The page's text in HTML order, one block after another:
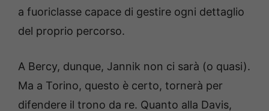
a fuoriclasse capace di gestire ogni dettaglio
del proprio percorso.
A Bercy, dunque, Jannik non ci sarà (o quasi).
Ma a Torino, questo è certo, tornerà per
difendere il trono da re. Quanto alla Davis,